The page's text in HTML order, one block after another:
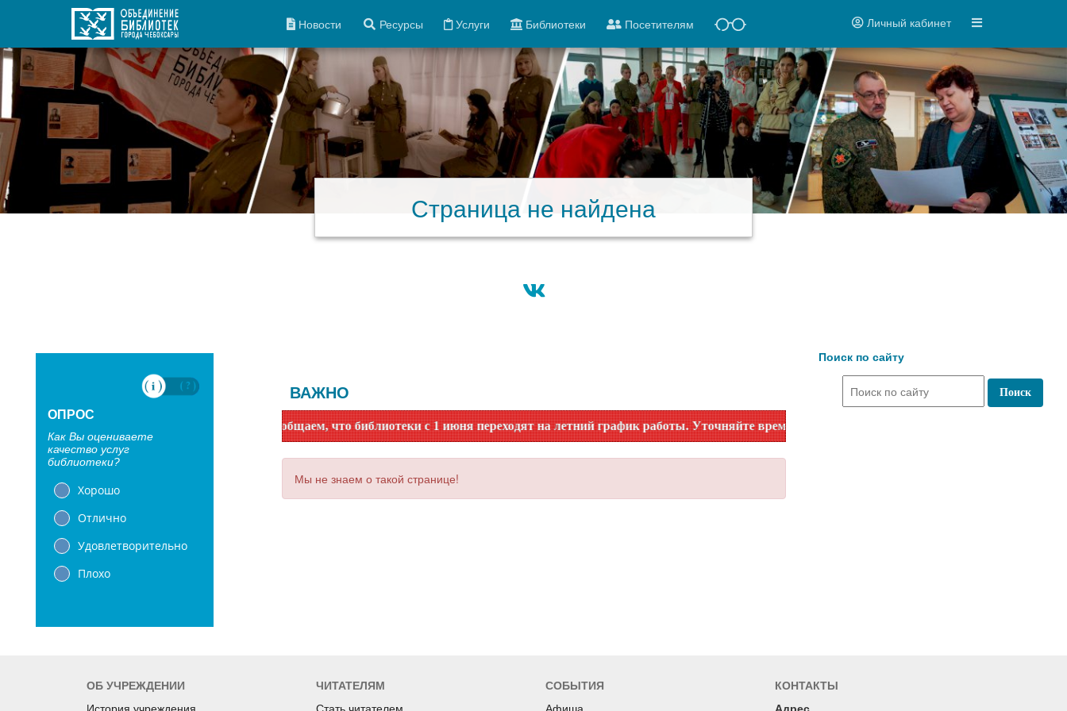
Новости Ресурсы Услуги Библиотеки Посетителям Личный кабинет
Страница не найдена
ОПРОС
Как Вы оцениваете
качество услуг
библиотеки?
Хорошо
Отлично
Удовлетворительно
Плохо
ВАЖНО
Уважаемые читатели! Сообщаем, что библиотеки с 1 июня переходят на летний график работы. Уточняйте время работы по номеру телефона или на сайте в разделе
Мы не знаем о такой странице!
Поиск по сайту
ОБ УЧРЕЖДЕНИИ
История учреждения
ЧИТАТЕЛЯМ
Стать читателем
СОБЫТИЯ
Афиша
КОНТАКТЫ
Адрес